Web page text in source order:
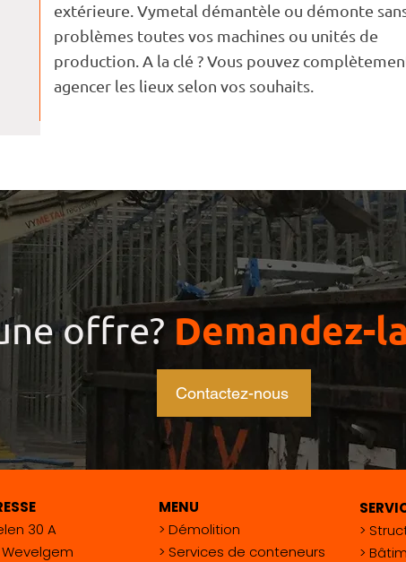
extérieure. Vymetal démantèle ou démonte
problèmes toutes vos machines ou unités de
production. A la clé ? Vous pouvez
agencer les lieux selon vos souhaits.
offre? Demandez-
Contactez-nous
30 A
MENU
> Démolition
> Services de conteneurs
>
>